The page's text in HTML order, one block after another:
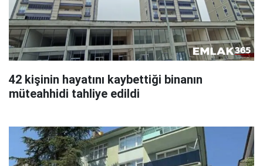
42 kişinin hayatını kaybettiği binanın
müteahhidi tahliye edildi